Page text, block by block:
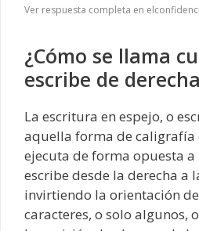
Ver respuesta completa en
¿Cómo se llama
escribe de
La escritura en espejo, o
aquella forma de
ejecuta de forma opuesta
escribe desde la derecha a
invirtiendo la orientación
caracteres, o solo algunos,